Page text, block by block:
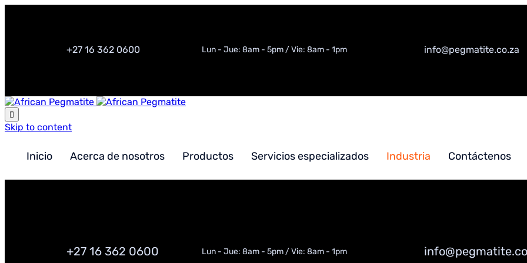
+27 16 362 0600 Lun - Jue: 8am - 5pm / Vie: 8am - 1pm info@pegmatite.co.za

Skip to content
Inicio Acerca de nosotros Productos Servicios especializados Industria Contáctenos
+27 16 362 0600 Lun - Jue: 8am - 5pm / Vie: 8am - 1pm